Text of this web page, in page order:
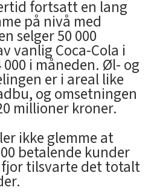
fortsatt en lang
på nivå med
selger 50 000
vanlig Coca-Cola i
i måneden. Øl- og
er i areal like
og omsetningen
millioner kroner.
ikke glemme at
betalende kunder
tilsvarte det totalt